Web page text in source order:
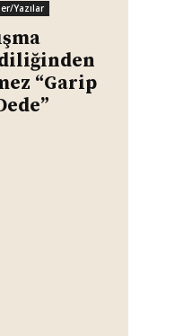
Yazılar
“Garip